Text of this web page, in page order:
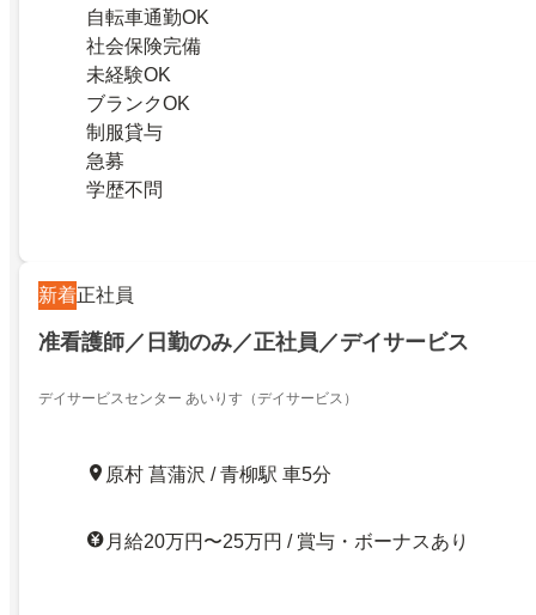
自転車通勤OK
社会保険完備
未経験OK
ブランクOK
制服貸与
急募
学歴不問
新着正社員
准看護師／日勤のみ／正社員／デイサービス
デイサービスセンター あいりす（デイサービス）
原村 菖蒲沢 / 青柳駅 車5分
月給20万円〜25万円 / 賞与・ボーナスあり